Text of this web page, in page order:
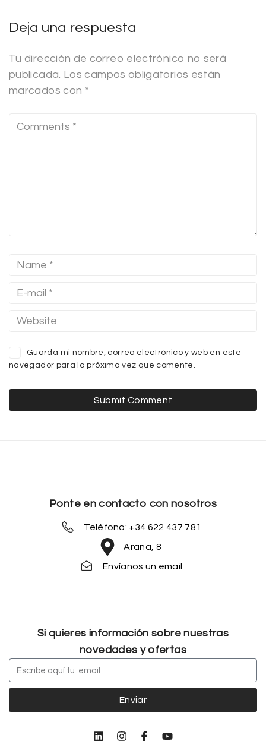
Deja una respuesta
Tu dirección de correo electrónico no será
publicada. Los campos obligatorios están
marcados con *
Guarda mi nombre, correo electrónico y web en este
navegador para la próxima vez que comente.
Ponte en contacto con nosotros
Teléfono: +34 622 437 781
Arana, 8
Envíanos un email
Si quieres información sobre nuestras
novedades y ofertas
Enviar